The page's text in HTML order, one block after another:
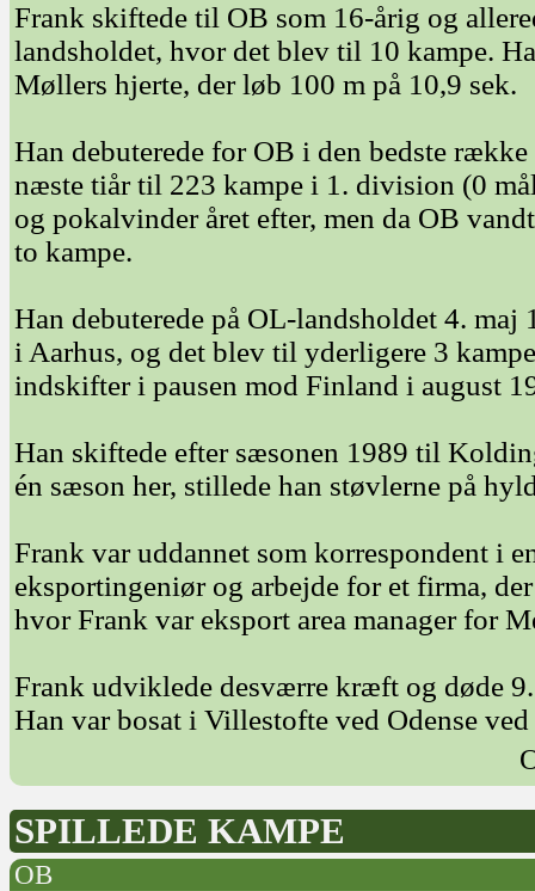
Frank skiftede til OB som 16-årig og
landsholdet, hvor det blev til 10 kampe.
Møllers hjerte, der løb 100 m på 10,9 sek.
Han debuterede for OB i den bedste
næste tiår til 223 kampe i 1. division (0
og pokalvinder året efter, men da OB
to kampe.
Han debuterede på OL-landsholdet 4.
i Aarhus, og det blev til yderligere 3
indskifter i pausen mod Finland i august
Han skiftede efter sæsonen 1989 til
én sæson her, stillede han støvlerne på
Frank var uddannet som korrespondent i
eksportingeniør og arbejde for et firma,
hvor Frank var eksport area manager for
Frank udviklede desværre kræft og døde
Han var bosat i Villestofte ved Odense
SPILLEDE KAMPE
OB